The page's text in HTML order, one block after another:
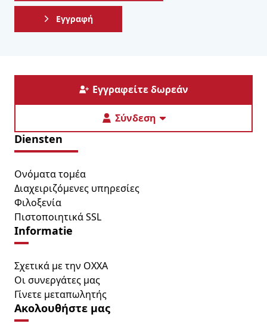
Εγγραφή
Εγγραφείτε δωρεάν
Σύνδεση
Diensten
Ονόματα τομέα
Διαχειριζόμενες υπηρεσίες
Φιλοξενία
Πιστοποιητικά SSL
Informatie
Σχετικά με την OXXA
Οι συνεργάτες μας
Γίνετε μεταπωλητής
Ακολουθήστε μας